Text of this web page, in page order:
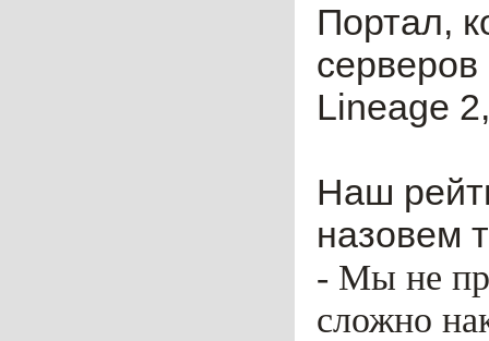
Портал,
Lineage
Наш
назовем
- Мы не
сложно